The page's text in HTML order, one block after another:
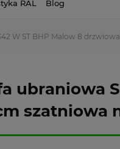
RAL Blog
W ST BHP Malow 8
ubraniowa
szatniowa